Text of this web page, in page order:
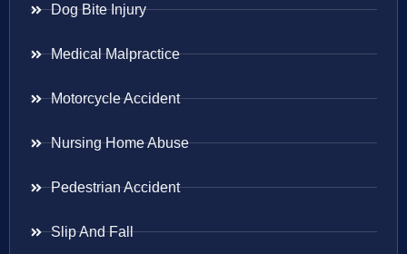
Dog Bite Injury
Medical Malpractice
Motorcycle Accident
Nursing Home Abuse
Pedestrian Accident
Slip And Fall